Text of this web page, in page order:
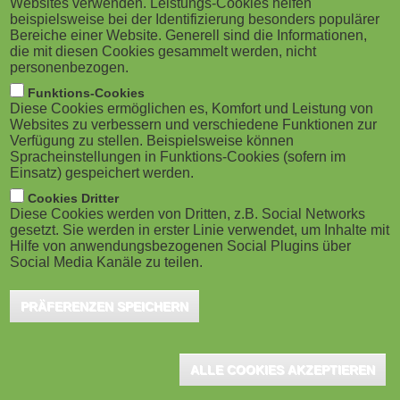
M
o
b
i
l
e
)
g
a
o
n
Basiswerkzeuge aus dem eLerning-Bereich
eingesetzt, jedoch nur mit minimaler Funktionalität und
ohne Integration analytischer Elemente, die einen
Mehrwert für die Lehre und Lernenden mit sich
bringen würden. Begründet durch ein hohes
Betreuungsverhältnis zwischen Dozierenden und
Studierenden wurde bisher den Themen Learning
Analytics und Lernprozessmanagement wenig
Aufmerksamkeit entgegengebracht.
Lehre verstärkt einfliessen sollen wie etwa kollaborative
Analytics und der Mehrwert von Learning Prozess
Websites verwenden. Leistungs-Cookies helfen
beispielsweise bei der Identifizierung besonders populärer
Bereiche einer Website. Generell sind die Informationen,
die mit diesen Cookies gesammelt werden, nicht
personenbezogen.
Funktions-Cookies
Diese Cookies ermöglichen es, Komfort und Leistung von
Websites zu verbessern und verschiedene Funktionen zur
Verfügung zu stellen. Beispielsweise können
Spracheinstellungen in Funktions-Cookies (sofern im
Einsatz) gespeichert werden.
Cookies Dritter
Diese Cookies werden von Dritten, z.B. Social Networks
gesetzt. Sie werden in erster Linie verwendet, um Inhalte mit
Hilfe von anwendungsbezogenen Social Plugins über
Social Media Kanäle zu teilen.
PRÄFERENZEN SPEICHERN
ALLE COOKIES AKZEPTIEREN